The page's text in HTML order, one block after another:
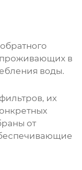
проживающих в
воды.
их
от